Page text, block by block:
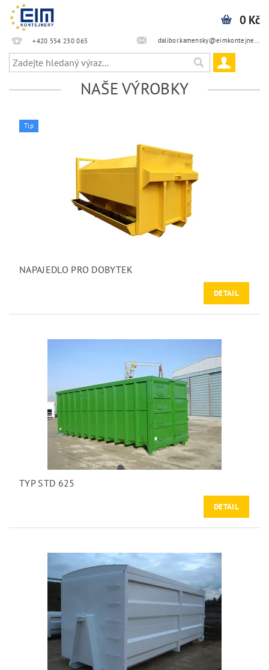
+420 554 230 065 dalibor.kamensky@eimkontejnery.cz
0 Kč
NAŠE VÝROBKY
Tip
NAPAJEDLO PRO DOBYTEK
DETAIL
TYP STD 625
DETAIL